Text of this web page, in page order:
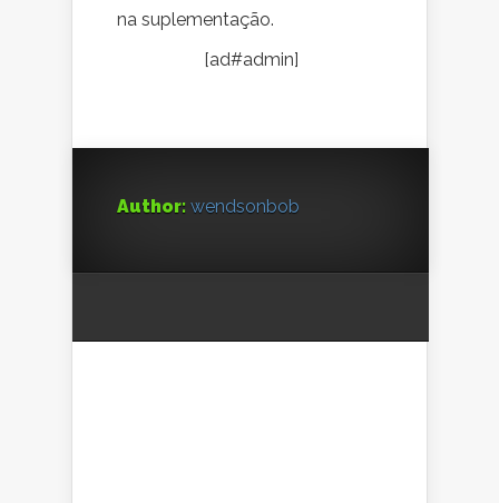
na suplementação.
[ad#admin]
Author: wendsonbob